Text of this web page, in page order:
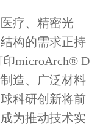
疗、精密光
构的需求正持
microArch® D
造、广泛材料
科研创新将前
为推动技术实